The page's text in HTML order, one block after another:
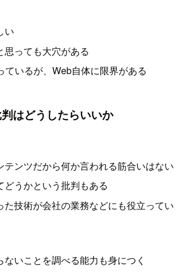
い
思っても大穴がある
ているが、Web自体に限界がある
はどうしたらいいか
テンツだから何か言われる筋合いはない
どうかという批判もある
た技術が会社の業務などにも役立ってい
ないことを調べる能力も身につく